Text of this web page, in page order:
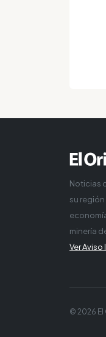
Noticias
su
minería
Ver
© 2026